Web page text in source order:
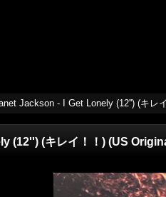
Jackson - I Get Lonely (12'') (キレ
(12'') (キレイ！！) (US